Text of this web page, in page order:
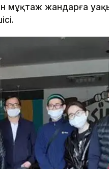
мұқтаж жандарға